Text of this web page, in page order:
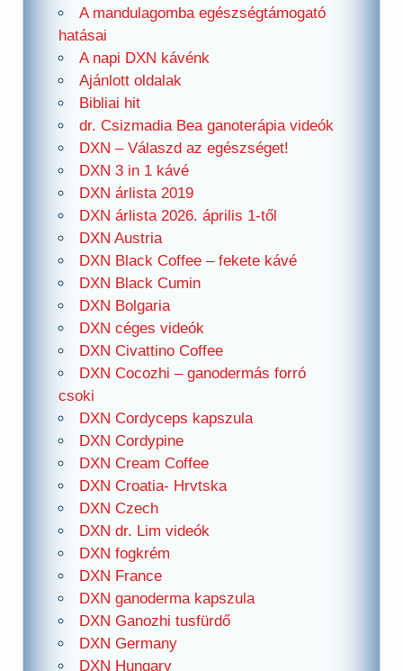
A mandulagomba egészségtámogató
hatásai
A napi DXN kávénk
Ajánlott oldalak
Bibliai hit
dr. Csizmadia Bea ganoterápia videók
DXN – Válaszd az egészséget!
DXN 3 in 1 kávé
DXN árlista 2019
DXN árlista 2026. április 1-től
DXN Austria
DXN Black Coffee – fekete kávé
DXN Black Cumin
DXN Bolgaria
DXN céges videók
DXN Civattino Coffee
DXN Cocozhi – ganodermás forró
csoki
DXN Cordyceps kapszula
DXN Cordypine
DXN Cream Coffee
DXN Croatia- Hrvtska
DXN Czech
DXN dr. Lim videók
DXN fogkrém
DXN France
DXN ganoderma kapszula
DXN Ganozhi tusfürdő
DXN Germany
DXN Hungary